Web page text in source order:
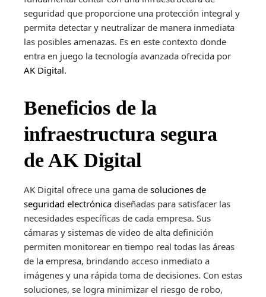
seguridad que proporcione una protección integral y
permita detectar y neutralizar de manera inmediata
las posibles amenazas. Es en este contexto donde
entra en juego la tecnología avanzada ofrecida por
AK Digital.
Beneficios de la
infraestructura segura
de AK Digital
AK Digital ofrece una gama de soluciones de
seguridad electrónica diseñadas para satisfacer las
necesidades específicas de cada empresa. Sus
cámaras y sistemas de video de alta definición
permiten monitorear en tiempo real todas las áreas
de la empresa, brindando acceso inmediato a
imágenes y una rápida toma de decisiones. Con estas
soluciones, se logra minimizar el riesgo de robo,